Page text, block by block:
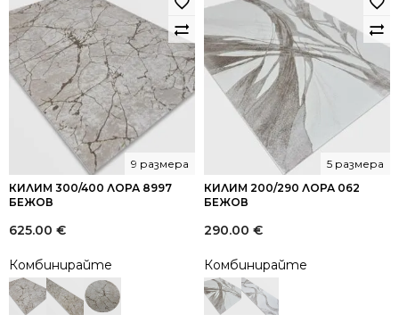
КИЛИМ 300/400 ЛОРА 8997
БЕЖОВ
9 размера
625.00 €
Комбинирайте
КИЛИМ 200/290 ЛОРА 062
БЕЖОВ
5 размера
290.00 €
Комбинирайте